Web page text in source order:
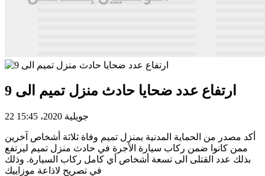
ارتفاع عدد ضحايا حادث منزل تميم الى 9
22 جويلية 2020، 15:45
أكد مصدر من الحماية المدنية بمنزل تميم وفاة ثلاثة أشخاص آخرين
ممن كانوا ضمن ركاب سيارة الأجرة في حادث منزل تميم ليرتفع
بذلك عدد القتلى الى تسعة أشخاص أي كامل ركاب السيارة. وذلك
في تصريح لاذاعة موزاييك